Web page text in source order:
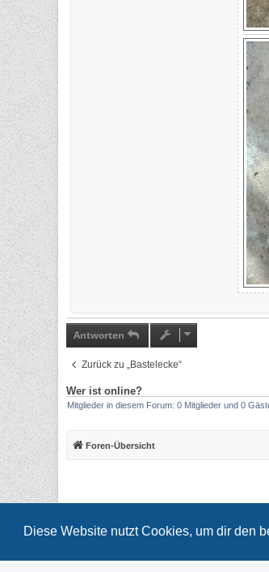
Diese Website nutzt Cookies, um dir den
Antworten
Zurück zu „Bastelecke“
Wer ist online?
Mitglieder in diesem Forum: 0 Mitglieder und 0
Foren-Übersicht